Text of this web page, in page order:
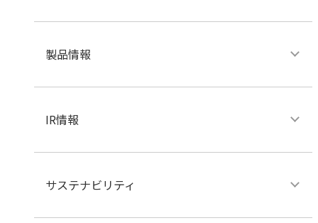
製品情報
IR情報
サステナビリティ